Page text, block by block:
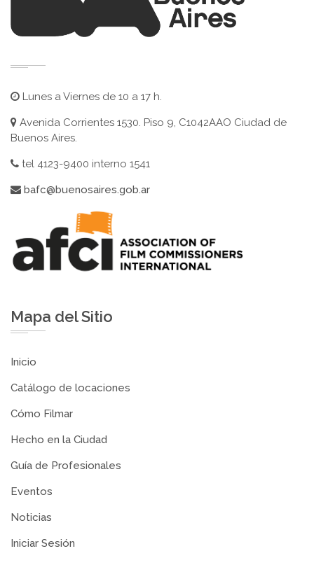
Lunes a Viernes de 10 a 17 h.
Avenida Corrientes 1530. Piso 9, C1042AAO Ciudad de
Buenos Aires.
tel 4123-9400 interno 1541
bafc@buenosaires.gob.ar
Mapa del Sitio
Inicio
Catálogo de locaciones
Cómo Filmar
Hecho en la Ciudad
Guía de Profesionales
Eventos
Noticias
Iniciar Sesión